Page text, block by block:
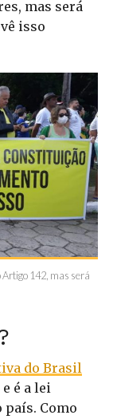
mas será
isso
142, mas será
do Brasil
e é a lei
Como